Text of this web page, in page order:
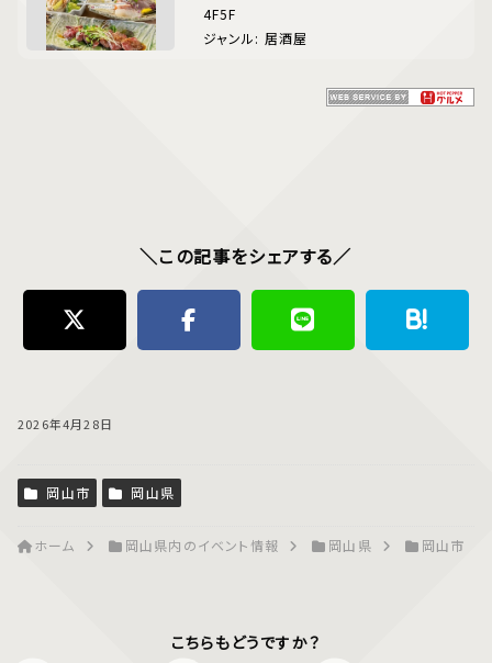
4F5F
ジャンル: 居酒屋
＼この記事をシェアする／
2026年4月28日
岡山市 岡山県
ホーム 岡山県内のイベント情報 岡山県 岡山市
こちらもどうですか？